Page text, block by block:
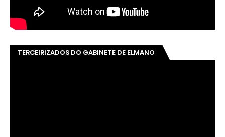
TERCEIRIZADOS DO GABINETE DE ELMANO